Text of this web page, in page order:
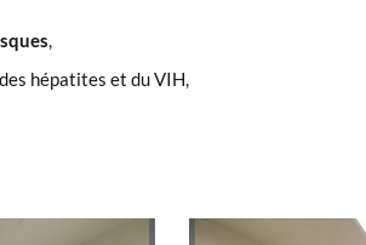
,
hépatites et du VIH,